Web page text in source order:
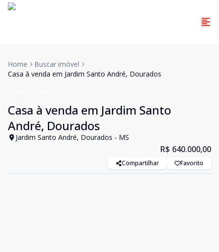
Home
Buscar imóvel
Casa à venda em Jardim Santo André, Dourados
Casa à venda em Jardim Santo
André, Dourados
Jardim Santo André, Dourados - MS
R$ 640.000,00
Compartilhar Favorito